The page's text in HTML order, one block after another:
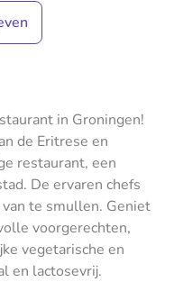
in Groningen!
de Eritrese en
restaurant, een
De ervaren chefs
te smullen. Geniet
voorgerechten,
vegetarische en
en lactosevrij.